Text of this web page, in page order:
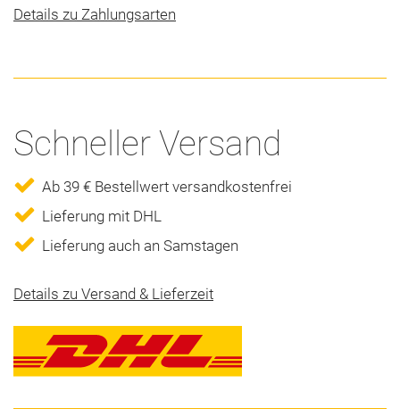
Details zu Zahlungsarten
Schneller Versand
Ab 39 € Bestellwert versandkostenfrei
Lieferung mit DHL
Lieferung auch an Samstagen
Details zu Versand & Lieferzeit